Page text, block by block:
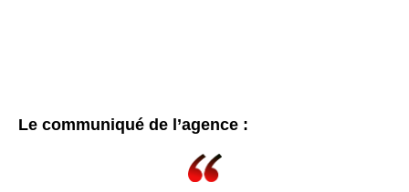
Le communiqué de l’agence :